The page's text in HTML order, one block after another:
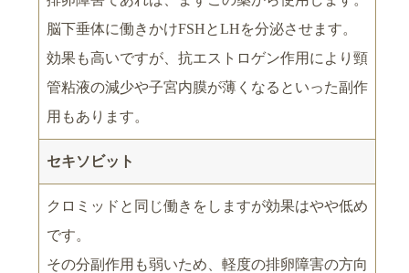
脳下垂体に働きかけFSHとLHを分泌させます。
効果も高いですが、抗エストロゲン作用により頸
管粘液の減少や子宮内膜が薄くなるといった副作
用もあります。
セキソビット
クロミッドと同じ働きをしますが効果はやや低め
です。
その分副作用も弱いため、軽度の排卵障害の方向